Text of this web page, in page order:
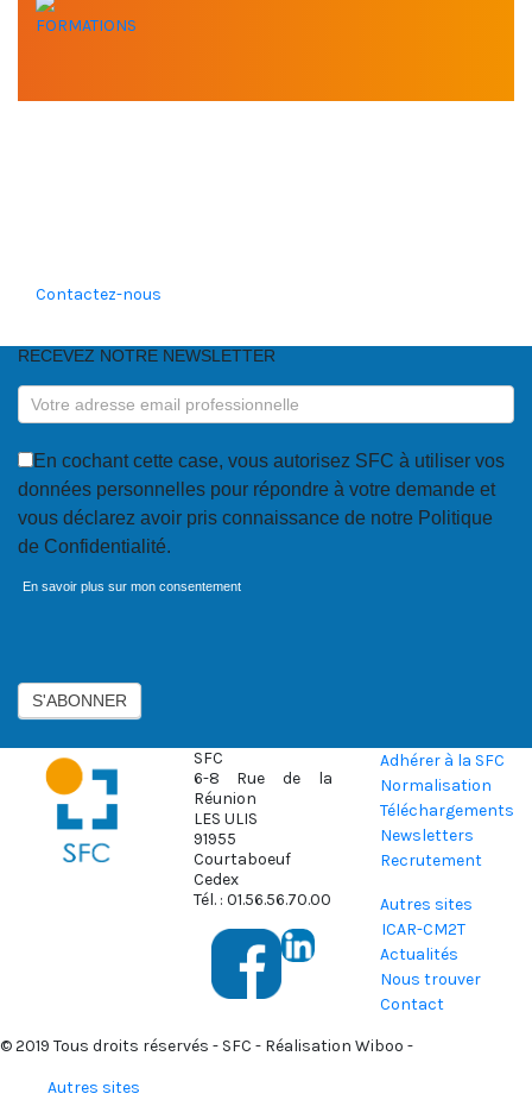
FORMATIONS
Contactez-nous
RECEVEZ
NOTRE
NEWSLETTER
RECEVEZ NOTRE NEWSLETTER
En cochant cette case, vous autorisez SFC à utiliser vos
données personnelles pour répondre à votre demande et
vous déclarez avoir pris connaissance de notre Politique
de Confidentialité.
En savoir plus sur mon consentement
S'ABONNER
SFC
6-8 Rue de la
Réunion
LES ULIS
91955
Courtaboeuf
Cedex
Tél. : 01.56.56.70.00
Adhérer à la SFC
Normalisation
Téléchargements
Newsletters
Recrutement
Autres sites
ICAR-CM2T
Actualités
Nous trouver
Contact
© 2019 Tous droits réservés - SFC - Réalisation Wiboo -
Autres sites